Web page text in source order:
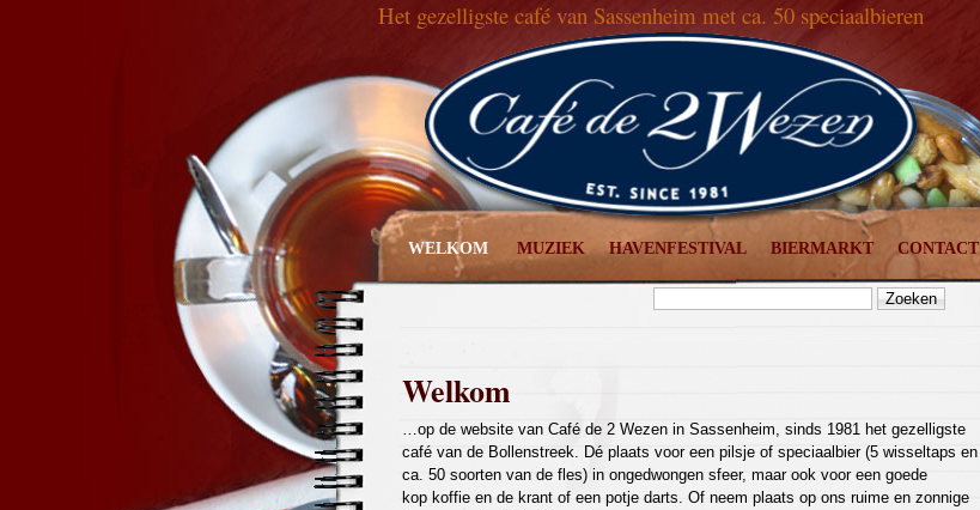
Het gezelligste café van Sassenheim met ca. 50 speciaalbieren
WELKOM MUZIEK HAVENFESTIVAL BIERMARKT CONTACT
Welkom
…op de website van Café de 2 Wezen in Sassenheim, sinds 1981 het gezelligste
café van de Bollenstreek. Dé plaats voor een pilsje of speciaalbier (5 wisseltaps en
ca. 50 soorten van de fles) in ongedwongen sfeer, maar ook voor een goede
kop koffie en de krant of een potje darts. Of neem plaats op ons ruime en zonnige